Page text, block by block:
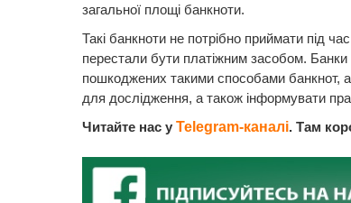
загальної площі банкноти.
Такі банкноти не потрібно приймати під
перестали бути платіжним засобом.
пошкоджених такими способами банкнот,
для дослідження, а також інформувати
Читайте нас у Telegram-каналі. Там